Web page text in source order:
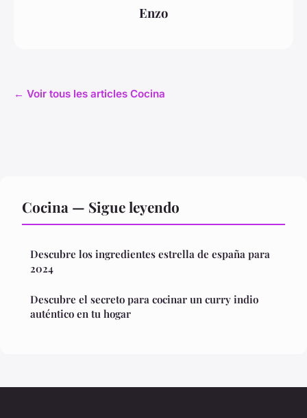
Enzo
← Voir tous les articles Cocina
Cocina — Sigue leyendo
Descubre los ingredientes estrella de españa para
2024
Descubre el secreto para cocinar un curry indio
auténtico en tu hogar